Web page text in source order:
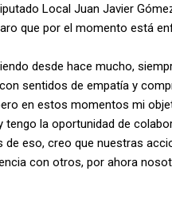
Local Juan Javier
que por el momento está
desde hace mucho,
sentidos de empatía y
en estos momentos mi
la oportunidad de
eso, creo que nuestras
con otros, por ahora